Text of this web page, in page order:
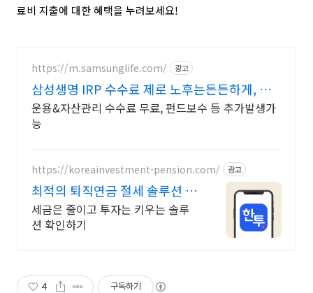
료비 지출에 대한 혜택을 누려보세요!
https://m.samsunglife.com/ 광고
삼성생명 IRP 수수료 제로 노후는든든하게, 실
족은제대로
운용&자산관리 수수료 무료, 펀드보수 등 추가발생가
능
https://koreainvestment-pension.com/ 광고
최적의 퇴직연금 절세 솔루션 쉽
고 빠른 계좌 개설
세금은 줄이고 투자는 키우는 솔루
션 확인하기
4 구독하기